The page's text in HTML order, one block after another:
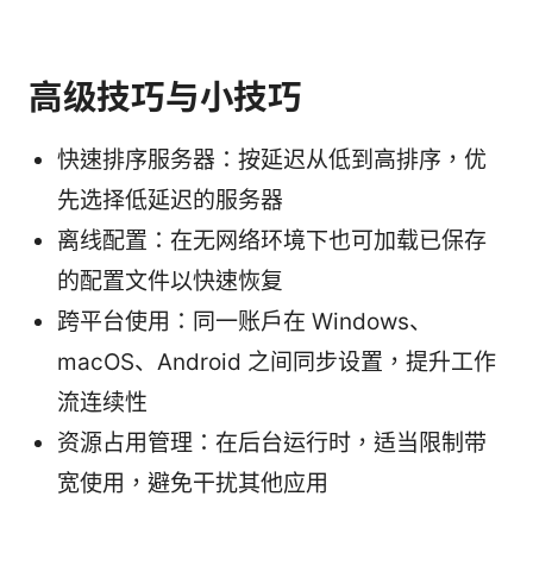
高级技巧与小技巧
快速排序服务器：按延迟从低到高排序，优
先选择低延迟的服务器
离线配置：在无网络环境下也可加载已保存
的配置文件以快速恢复
跨平台使用：同一账户在 Windows、
macOS、Android 之间同步设置，提升工作
流连续性
资源占用管理：在后台运行时，适当限制带
宽使用，避免干扰其他应用